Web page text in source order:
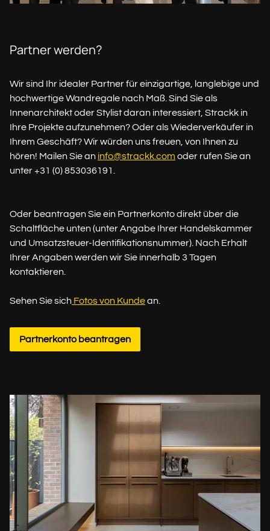
Partner werden?
Wir sind Ihr idealer Partner für einzigartige, langlebige und
hochwertige Wandregale nach Maß. Sind Sie als
Innenarchitekt oder Stylist daran interessiert, Strackk in
Ihre Projekte aufzunehmen? Oder als Wiederverkäufer in
Ihrem Geschäft? Wir würden uns freuen, von Ihnen zu
hören! Mailen Sie an info@strackk.com oder rufen Sie an
unter +31 (0) 853036191.
Oder beantragen Sie ein Partnerkonto direkt über die
Schaltfläche unten (unter Angabe Ihrer Handelskammer
und Umsatzsteuer-Identifikationsnummer). Nach Erhalt
Ihrer Angaben werden wir Sie innerhalb 3 Tagen
kontaktieren.
Sehen Sie sich Fotos von Kundean.
Partnerkonto beantragen